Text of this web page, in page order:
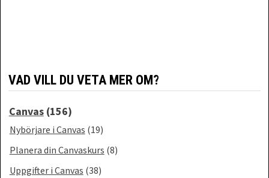
VAD VILL DU VETA MER OM?
Canvas(156)
Nybörjare i Canvas (19)
Planera din Canvaskurs (8)
Uppgifter i Canvas (38)